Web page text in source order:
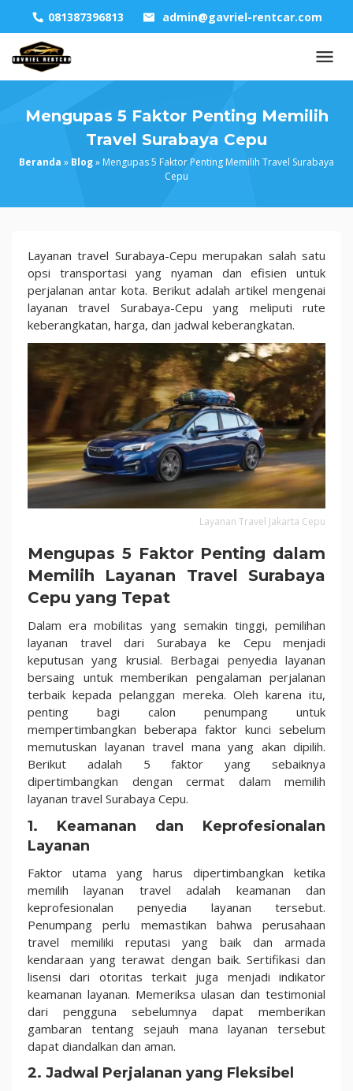
content
081387396813 admin@gavriel-rentcar.com
Mengupas 5 Faktor Penting Memilih
Travel Surabaya Cepu
Beranda » Blog» Mengupas 5 Faktor Penting Memilih Travel Surabaya
Cepu
Mengupas
5
Faktor
Penting
Memilih
Travel
Surabaya
Cepu
Layanan travel Surabaya-Cepu merupakan salah satu
opsi transportasi yang nyaman dan efisien untuk
perjalanan antar kota. Berikut adalah artikel mengenai
layanan travel Surabaya-Cepu yang meliputi rute
keberangkatan, harga, dan jadwal keberangkatan.
Layanan Travel Jakarta Cepu
Mengupas 5 Faktor Penting dalam
Memilih Layanan Travel Surabaya
Cepu yang Tepat
Dalam era mobilitas yang semakin tinggi, pemilihan
layanan travel dari Surabaya ke Cepu menjadi
keputusan yang krusial. Berbagai penyedia layanan
bersaing untuk memberikan pengalaman perjalanan
terbaik kepada pelanggan mereka. Oleh karena itu,
penting bagi calon penumpang untuk
mempertimbangkan beberapa faktor kunci sebelum
memutuskan layanan travel mana yang akan dipilih.
Berikut adalah 5 faktor yang sebaiknya
dipertimbangkan dengan cermat dalam memilih
layanan travel Surabaya Cepu.
1. Keamanan dan Keprofesionalan
Layanan
Faktor utama yang harus dipertimbangkan ketika
memilih layanan travel adalah keamanan dan
keprofesionalan penyedia layanan tersebut.
Penumpang perlu memastikan bahwa perusahaan
travel memiliki reputasi yang baik dan armada
kendaraan yang terawat dengan baik. Sertifikasi dan
lisensi dari otoritas terkait juga menjadi indikator
keamanan layanan. Memeriksa ulasan dan testimonial
dari pengguna sebelumnya dapat memberikan
gambaran tentang sejauh mana layanan tersebut
dapat diandalkan dan aman.
2. Jadwal Perjalanan yang Fleksibel